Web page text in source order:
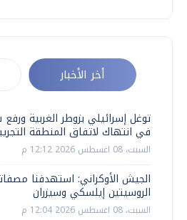
أخر الأخبار
توغل إسرائيلي بزوطر الغربية ورفع
في انتهاك لاتفاق المنطقة
السبت، 08 اغسطس 2026 12:12 م
الجيش الأوكراني: استهدفنا
الروسيتين إيلسكي وسيزران
السبت، 08 اغسطس 2026 12:04 م